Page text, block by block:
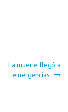
La muerte llegó a
emergencias